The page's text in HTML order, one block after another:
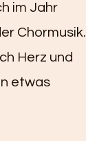
im Jahr
Chormusik.
Herz und
etwas